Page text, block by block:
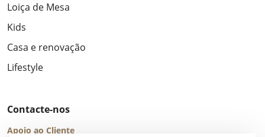
Loiça de Mesa
Kids
Casa e renovação
Lifestyle
Contacte-nos
Apoio ao Cliente